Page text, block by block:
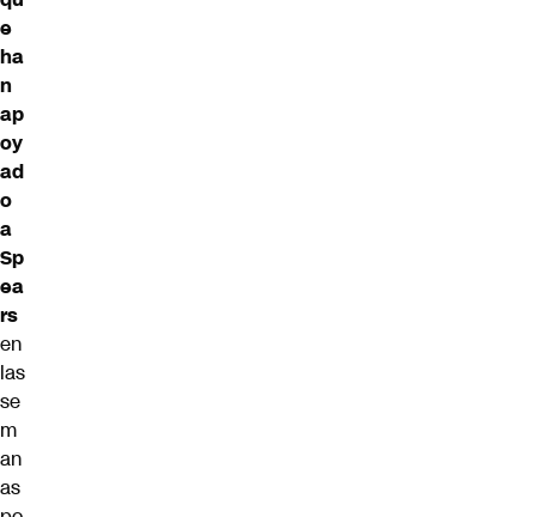
e
ha
n
ap
oy
ad
o
a
Sp
ea
rs
en
las
se
m
an
as